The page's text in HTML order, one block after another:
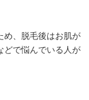
め、脱毛後はお肌が
どで悩んでいる人が